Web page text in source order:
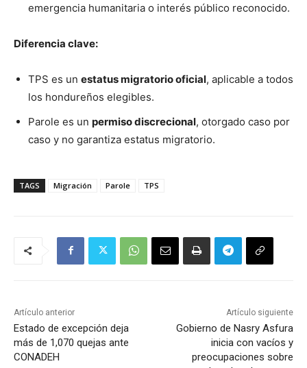
emergencia humanitaria o interés público reconocido.
Diferencia clave:
TPS es un estatus migratorio oficial, aplicable a todos
los hondureños elegibles.
Parole es un permiso discrecional, otorgado caso por
caso y no garantiza estatus migratorio.
TAGS Migración Parole TPS
Artículo anterior
Estado de excepción deja
más de 1,070 quejas ante
CONADEH
Artículo siguiente
Gobierno de Nasry Asfura
inicia con vacíos y
preocupaciones sobre